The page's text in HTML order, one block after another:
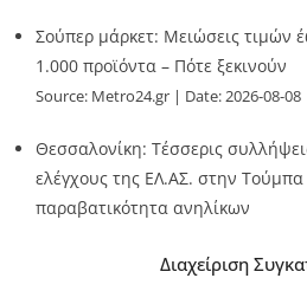
Διαχείριση
Σούπερ μάρκετ: Μειώσεις τιμών
1.000 προϊόντα – Πότε ξεκινούν
Source: Metro24.gr Date: 2026-08-08
Θεσσαλονίκη: Τέσσερις
ελέγχους της ΕΛ.ΑΣ. στην
παραβατικότητα ανηλίκων